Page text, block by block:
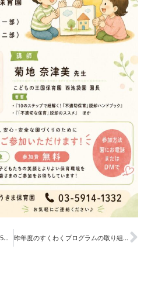
上石神井幸朋苑 かみしゃくだより5月号 Vol.38 昨年度のすくわくプログラムの取り組みについて